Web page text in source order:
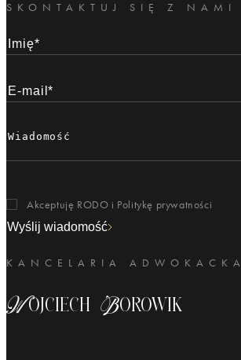
KANCELARIA ADWOKACKA
Wojciech Borowik
SKONTAKTUJ SIĘ Z NAMI
Akceptuję RODO i Politykę prywatności
Wyślij wiadomość